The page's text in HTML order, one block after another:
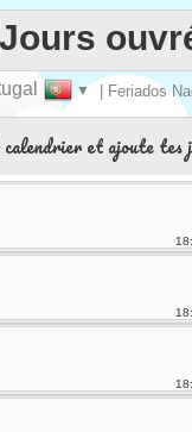
▼ | Feriados
Jours
et ajoute tes